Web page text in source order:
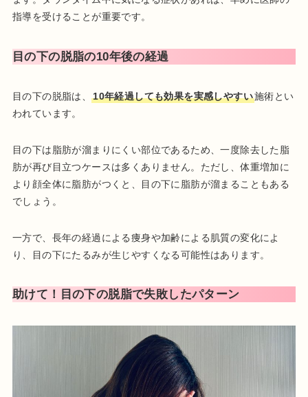
指導を受けることが重要です。
目の下の脱脂の10年後の経過
目の下の脱脂は、10年経過しても効果を実感しやすい施術とい
われています。
目の下は脂肪が溜まりにくい部位であるため、一度除去した脂
肪が再び目立つケースは多くありません。ただし、体重増加に
より顔全体に脂肪がつくと、目の下に脂肪が溜まることもある
でしょう。
一方で、長年の経過による痩身や加齢による肌質の変化によ
り、目の下にたるみが生じやすくなる可能性はあります。
助けて！目の下の脱脂で失敗したパターン